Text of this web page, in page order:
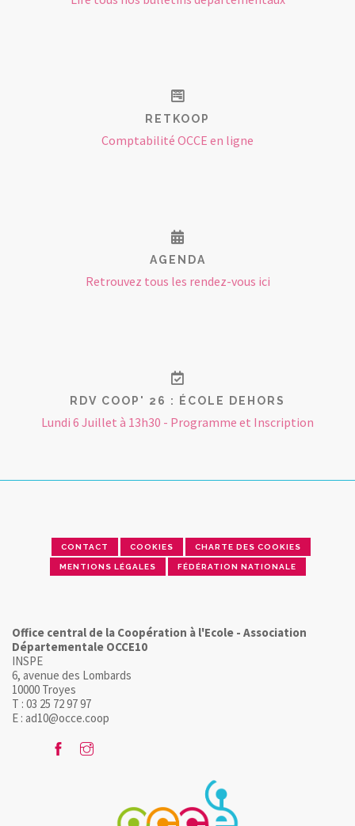
RETKOOP
Comptabilité OCCE en ligne
AGENDA
Retrouvez tous les rendez-vous ici
RDV COOP' 26 : ÉCOLE DEHORS
Lundi 6 Juillet à 13h30 - Programme et Inscription
CONTACT COOKIES CHARTE DES COOKIES
MENTIONS LÉGALES FÉDÉRATION NATIONALE
Office central de la Coopération à l'Ecole - Association
Départementale OCCE10
INSPE
6, avenue des Lombards
10000 Troyes
T : 03 25 72 97 97
E : ad10@occe.coop